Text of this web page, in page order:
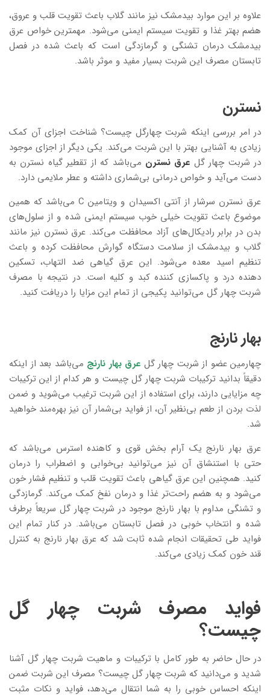
علاوه بر این موارد بیدمشک نیز مانند گلاب باعث تقویت قلب و عروق،
هضم بهتر غذا و تقویت سیستم ایمنی می‌شود. مهمترین خواص عرق
بیدمشک درمان تشنگی و گرمازدگی است که باعث شده در فصل
تابستان مصرف این شربت بسیار مفید و موثر باشد.
نسترن
در امر بررسی اینکه شربت چهارگل چیست؟ شناخت اجزای آن کمک
زیادی به آشنایی بهتر با این شربت می‌کند. یکی دیگر از اجزای موجود
در شربت چهار گل عرق نسترن می‌باشد که از تقطیر گیاه نسترن به
دست می‌آید و خواص درمانی بی‌شماری داشته و عطر ملایمی دارد.
عرق نسترن سرشار از آنتی اکسیدان و ویتامین C می‌باشد که همین
موضوع باعث تقویت خیلی خوب سیستم ایمنی شده و از سلول‌های
بدن در برابر رادیکال‌های آزاد محافظت می‌کند. عرق نسترن نیز مانند
گلاب و بیدمشک از سلامت دستگاه گوارش محافظت کرده و باعث
تنظیم اسید معده می‌شود. این عرق گیاهی ضد التهاب، تسکین
دهنده درد و پاکسازی کننده کبد و کلیه است. در نتیجه با مصرف
شربت چهار گل می‌توانید پکیجی از تمام این مزایا را دریافت کنید.
بهار نارنج
چهارمین عضو از شربت چهار گل عرق بهار نارنج می‌باشد بعد از اینکه
دقیقاً بدانید ترکیبات شربت چهار گل چیست و هر کدام از این ترکیبات
چه مزایایی دارند، برای استفاده از این شربت ترغیب می‌شوید و ضمن
لذت بردن از طعم بی‌نظیر آن، از فواید بی‌شمار آن نیز بهره‌مند خواهید
شد.
عرق بهار نارنج یک آرام بخش قوی و کاهنده استرس می‌باشد که
حتی با استنشاق آن نیز می‌توانید بی‌خوابی و اضطراب را درمان
کنید. همچنین این عرق گیاهی باعث تقویت قلب و تنظیم فشار خون
می‌شود و به هضم راحت‌تر غذا و درمان نفخ کمک می‌کند. گرمازدگی
و تشنگی مداوم با بهار نارنج موجود در شربت چهار گل سریعاً برطرف
شده و انتخاب خوبی در فصل تابستان می‌باشد. در کنار تمام این
فواید طی تحقیقات انجام شده ثابت شد که عرق بهار نارنج به کنترل
قند خون کمک زیادی می‌کند.
فواید مصرف شربت چهار گل
چیست؟
در حال حاضر به طور کامل با ترکیبات و ماهیت شربت چهار گل آشنا
شدید و می‌دانید که شربت چهار گل چیست؟ مصرف این شربت ضمن
اینکه احساس خوبی را به شما انتقال می‌دهد، فواید و نکات مثبت